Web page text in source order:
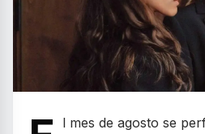
l mes de agosto se